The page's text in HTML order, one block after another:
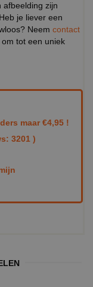
afbeelding zijn
je liever een
Neem contact
tot een uniek
maar €4,95 !
3201 )